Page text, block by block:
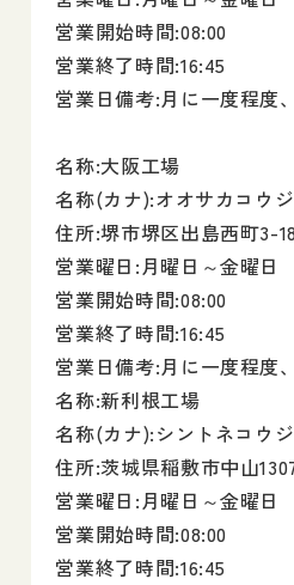
営業開始時間:08:00
営業終了時間:16:45
営業日備考:月に一度程度
名称:大阪工場
名称(カナ):オオサカコウ
住所:堺市堺区出島西町3-18
営業曜日:月曜日～金曜日
営業開始時間:08:00
営業終了時間:16:45
営業日備考:月に一度程度
名称:新利根工場
名称(カナ):シントネコウ
住所:茨城県稲敷市中山
営業曜日:月曜日～金曜日
営業開始時間:08:00
営業終了時間:16:45